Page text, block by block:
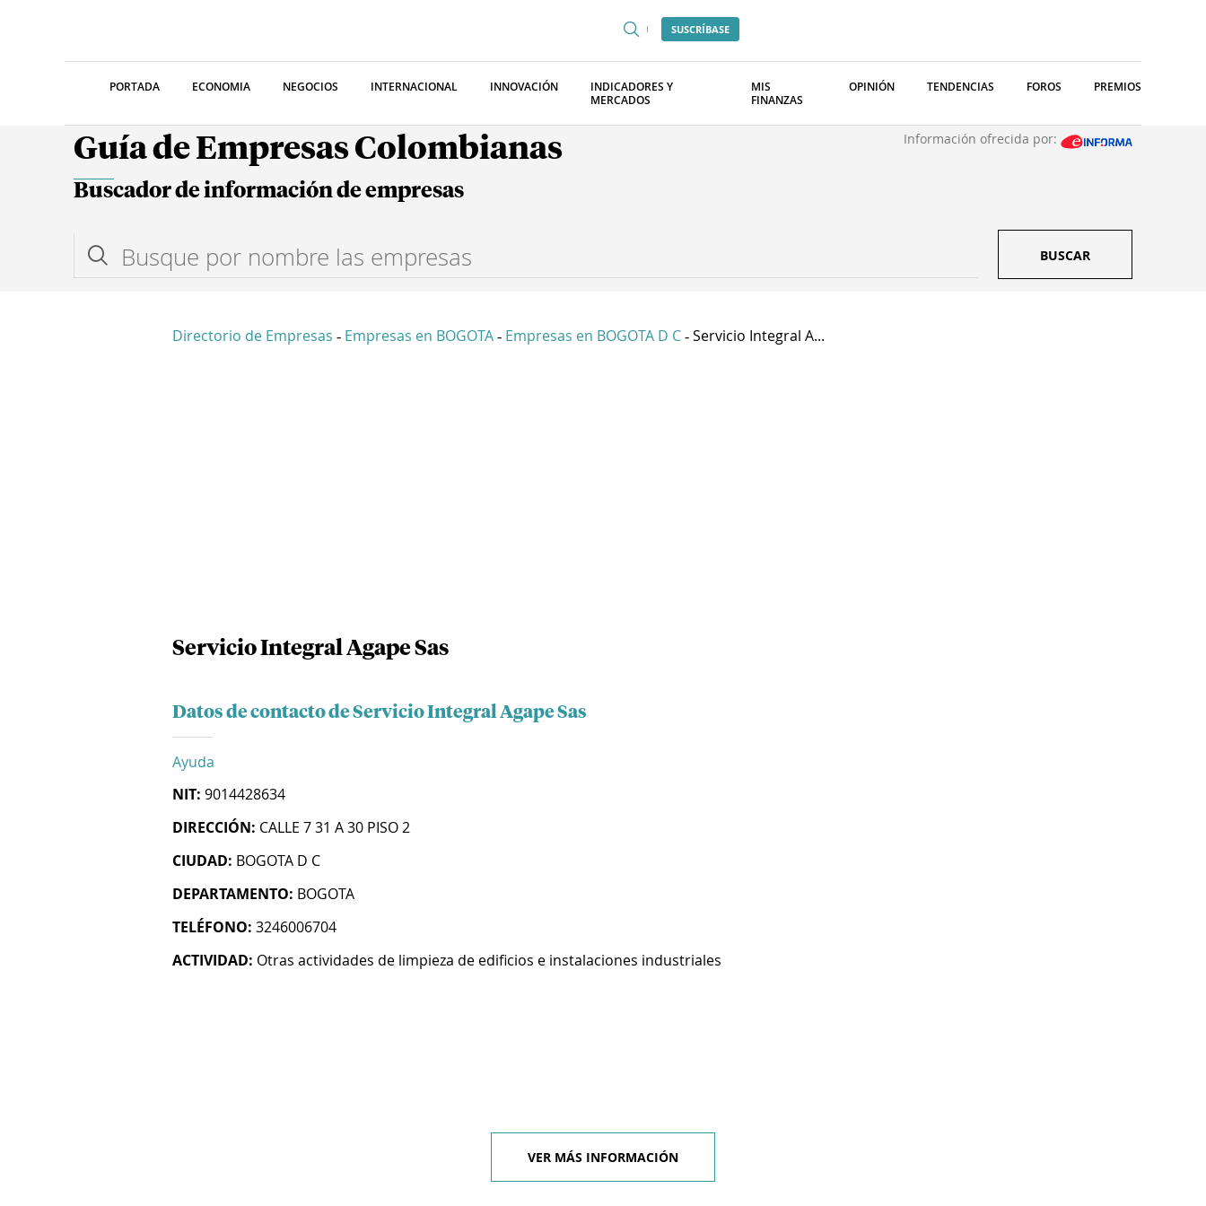
SUSCRÍBASE
PORTADA ECONOMIA NEGOCIOS INTERNACIONAL INNOVACIÓN
INDICADORES Y
MERCADOS
MIS
FINANZAS
OPINIÓN TENDENCIAS FOROS PREMIOS
Guía de Empresas Colombianas Información ofrecida por:
Buscador de información de empresas
BUSCAR
Directorio de Empresas - Empresas en BOGOTA - Empresas en BOGOTA D C - Servicio Integral A...
Servicio Integral Agape Sas
Datos de contacto de Servicio Integral Agape Sas
Ayuda
NIT: 9014428634
DIRECCIÓN: CALLE 7 31 A 30 PISO 2
CIUDAD: BOGOTA D C
DEPARTAMENTO: BOGOTA
TELÉFONO: 3246006704
ACTIVIDAD: Otras actividades de limpieza de edificios e instalaciones industriales
VER MÁS INFORMACIÓN